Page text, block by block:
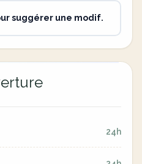
suggérer une modif.
24h